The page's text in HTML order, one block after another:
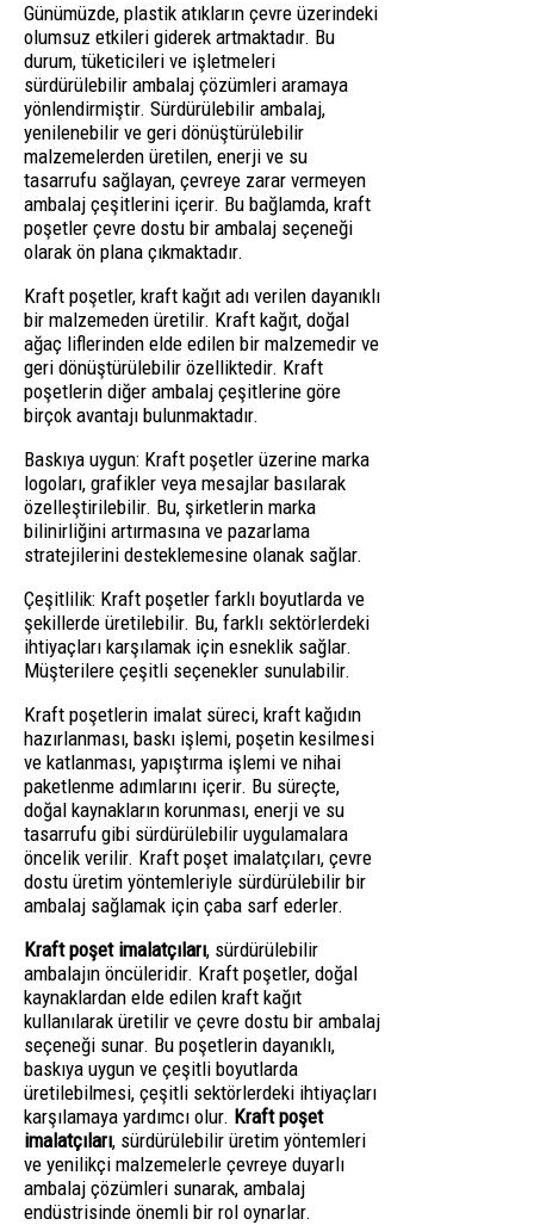
Günümüzde, plastik atıkların çevre üzerindeki
olumsuz etkileri giderek artmaktadır. Bu
durum, tüketicileri ve işletmeleri
sürdürülebilir ambalaj çözümleri aramaya
yönlendirmiştir. Sürdürülebilir ambalaj,
yenilenebilir ve geri dönüştürülebilir
malzemelerden üretilen, enerji ve su
tasarrufu sağlayan, çevreye zarar vermeyen
ambalaj çeşitlerini içerir. Bu bağlamda, kraft
poşetler çevre dostu bir ambalaj seçeneği
olarak ön plana çıkmaktadır.
Kraft poşetler, kraft kağıt adı verilen dayanıklı
bir malzemeden üretilir. Kraft kağıt, doğal
ağaç liflerinden elde edilen bir malzemedir ve
geri dönüştürülebilir özelliktedir. Kraft
poşetlerin diğer ambalaj çeşitlerine göre
birçok avantajı bulunmaktadır.
Baskıya uygun: Kraft poşetler üzerine marka
logoları, grafikler veya mesajlar basılarak
özelleştirilebilir. Bu, şirketlerin marka
bilinirliğini artırmasına ve pazarlama
stratejilerini desteklemesine olanak sağlar.
Çeşitlilik: Kraft poşetler farklı boyutlarda ve
şekillerde üretilebilir. Bu, farklı sektörlerdeki
ihtiyaçları karşılamak için esneklik sağlar.
Müşterilere çeşitli seçenekler sunulabilir.
Kraft poşetlerin imalat süreci, kraft kağıdın
hazırlanması, baskı işlemi, poşetin kesilmesi
ve katlanması, yapıştırma işlemi ve nihai
paketlenme adımlarını içerir. Bu süreçte,
doğal kaynakların korunması, enerji ve su
tasarrufu gibi sürdürülebilir uygulamalara
öncelik verilir. Kraft poşet imalatçıları, çevre
dostu üretim yöntemleriyle sürdürülebilir bir
ambalaj sağlamak için çaba sarf ederler.
Kraft poşet imalatçıları, sürdürülebilir
ambalajın öncüleridir. Kraft poşetler, doğal
kaynaklardan elde edilen kraft kağıt
kullanılarak üretilir ve çevre dostu bir ambalaj
seçeneği sunar. Bu poşetlerin dayanıklı,
baskıya uygun ve çeşitli boyutlarda
üretilebilmesi, çeşitli sektörlerdeki ihtiyaçları
karşılamaya yardımcı olur. Kraft poşet
imalatçıları, sürdürülebilir üretim yöntemleri
ve yenilikçi malzemelerle çevreye duyarlı
ambalaj çözümleri sunarak, ambalaj
endüstrisinde önemli bir rol oynarlar.